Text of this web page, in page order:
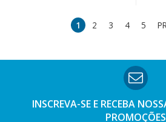
1 2 3 4 5
INSCREVA-SE E RECEBA
PROMOÇÕES